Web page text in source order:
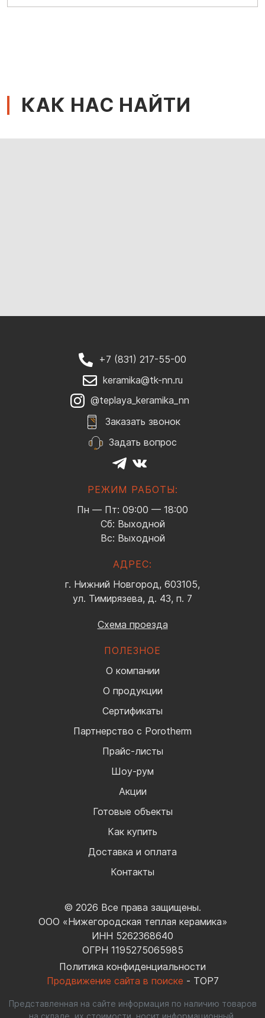
КАК НАС НАЙТИ
+7 (831) 217-55-00
keramika@tk-nn.ru
@teplaya_keramika_nn
Заказать звонок
Задать вопрос
РЕЖИМ РАБОТЫ:
Пн — Пт: 09:00 — 18:00
Сб: Выходной
Вс: Выходной
АДРЕС:
г. Нижний Новгород, 603105,
ул. Тимирязева, д. 43, п. 7
Схема проезда
ПОЛЕЗНОЕ
О компании
О продукции
Сертификаты
Партнерство с Porotherm
Прайс-листы
Шоу-рум
Акции
Готовые объекты
Как купить
Доставка и оплата
Контакты
© 2026 Все права защищены.
ООО «Нижегородская теплая керамика»
ИНН 5262368640
ОГРН 1195275065985
Политика конфиденциальности
Продвижение сайта в поиске - TOP7
Представленная на сайте информация по наличию товаров